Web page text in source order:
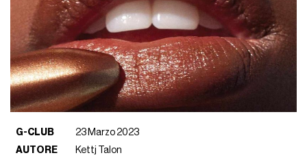
G-CLUB
23 Marzo 2023
AUTORE
Kettj Talon